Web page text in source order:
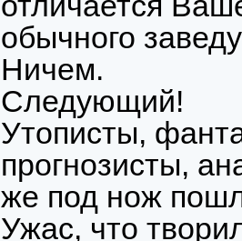
обычного
Ничем.
Следующий!
Утописты,
прогнозисты,
же под нож
Ужас, что